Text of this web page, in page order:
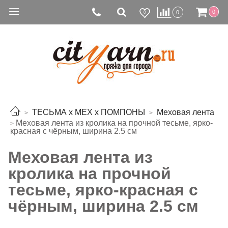
0 0 0
ТЕСЬМА х МЕХ х ПОМПОНЫ
Меховая лента
Меховая лента из кролика на прочной тесьме, ярко-
красная с чёрным, ширина 2.5 см
Меховая лента из
кролика на прочной
тесьме, ярко-красная с
чёрным, ширина 2.5 см